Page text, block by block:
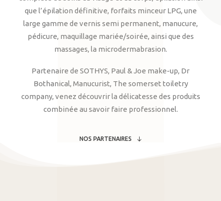
que l’épilation définitive, forfaits minceur LPG, une
large gamme de vernis semi permanent, manucure,
pédicure, maquillage mariée/soirée, ainsi que des
massages, la microdermabrasion.
Partenaire de SOTHYS, Paul & Joe make-up, Dr
Bothanical, Manucurist, The somerset toiletry
company, venez découvrir la délicatesse des produits
combinée au savoir faire professionnel.
NOS PARTENAIRES